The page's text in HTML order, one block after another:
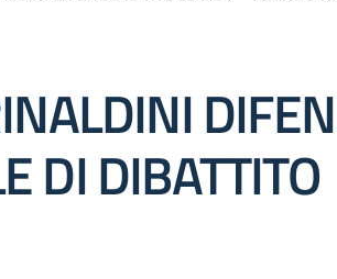
DI DIBATTITO